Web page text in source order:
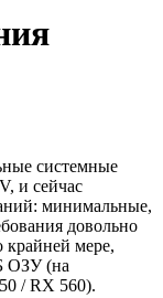
системные
и сейчас
минимальные,
довольно
крайней мере,
ОЗУ (на
/ RX 560).